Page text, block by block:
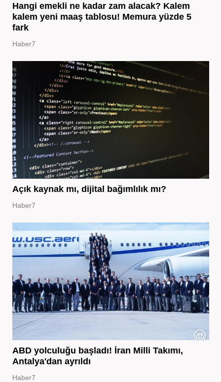
Hangi emekli ne kadar zam alacak? Kalem
kalem yeni maaş tablosu! Memura yüzde 5
fark
Haber7
Açık kaynak mı, dijital bağımlılık mı?
Haber7
ABD yolculuğu başladı! İran Milli Takımı,
Antalya'dan ayrıldı
Haber7